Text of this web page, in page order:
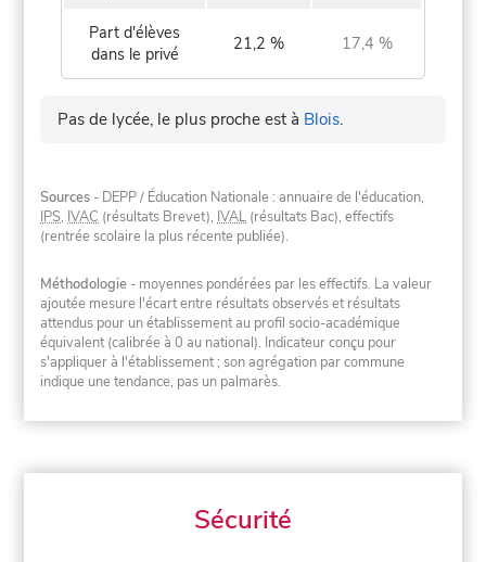
Part d'élèves
dans le privé
21,2 % 17,4 %
Pas de lycée, le plus proche est à Blois.
Sources - DEPP / Éducation Nationale : annuaire de l'éducation,
IPS, IVAC (résultats Brevet), IVAL (résultats Bac), effectifs
(rentrée scolaire la plus récente publiée).
Méthodologie - moyennes pondérées par les effectifs. La valeur
ajoutée mesure l'écart entre résultats observés et résultats
attendus pour un établissement au profil socio-académique
équivalent (calibrée à 0 au national). Indicateur conçu pour
s'appliquer à l'établissement ; son agrégation par commune
indique une tendance, pas un palmarès.
Sécurité